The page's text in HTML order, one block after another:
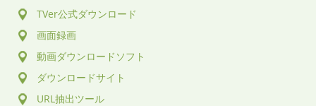
TVer公式ダウンロード
画面録画
動画ダウンロードソフト
ダウンロードサイト
URL抽出ツール